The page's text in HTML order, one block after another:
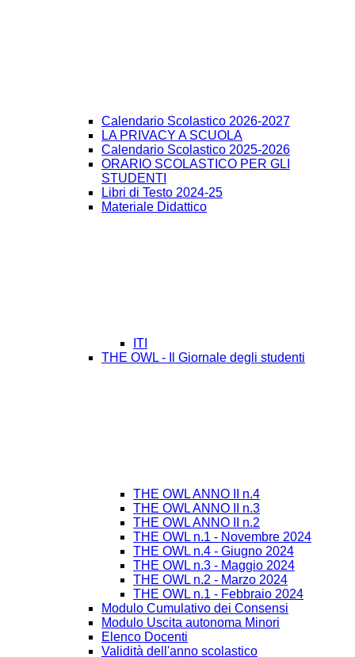
Calendario Scolastico 2026-2027
LA PRIVACY A SCUOLA
Calendario Scolastico 2025-2026
ORARIO SCOLASTICO PER GLI
STUDENTI
Libri di Testo 2024-25
Materiale Didattico
ITI
THE OWL - Il Giornale degli studenti
THE OWL ANNO II n.4
THE OWL ANNO II n.3
THE OWL ANNO II n.2
THE OWL n.1 - Novembre 2024
THE OWL n.4 - Giugno 2024
THE OWL n.3 - Maggio 2024
THE OWL n.2 - Marzo 2024
THE OWL n.1 - Febbraio 2024
Modulo Cumulativo dei Consensi
Modulo Uscita autonoma Minori
Elenco Docenti
Validità dell'anno scolastico